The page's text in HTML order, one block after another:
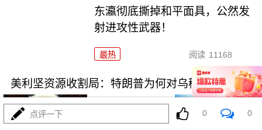
东瀛彻底撕掉和平面具，公然发
射进攻性武器！
最热 阅读 11168
美利坚资源收割局：特朗普为何对乌稀土\"摊牌\"
点评一下 0 0